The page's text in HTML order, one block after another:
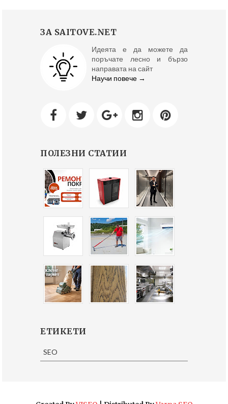
ЗА SAITOVE.NET
Идеята е да можете да
поръчате лесно и бързо
направата на сайт
Научи повече →
ПОЛЕЗНИ СТАТИИ
ЕТИКЕТИ
SEO